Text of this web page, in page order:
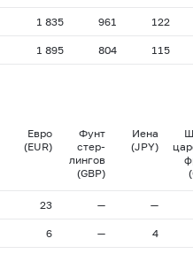
1 835 961 122
1 895 804 115
Евро
(EUR)
Фунт
стер-
лингов
(GBP)
Иена
(JPY)
23 — —
6 — 4